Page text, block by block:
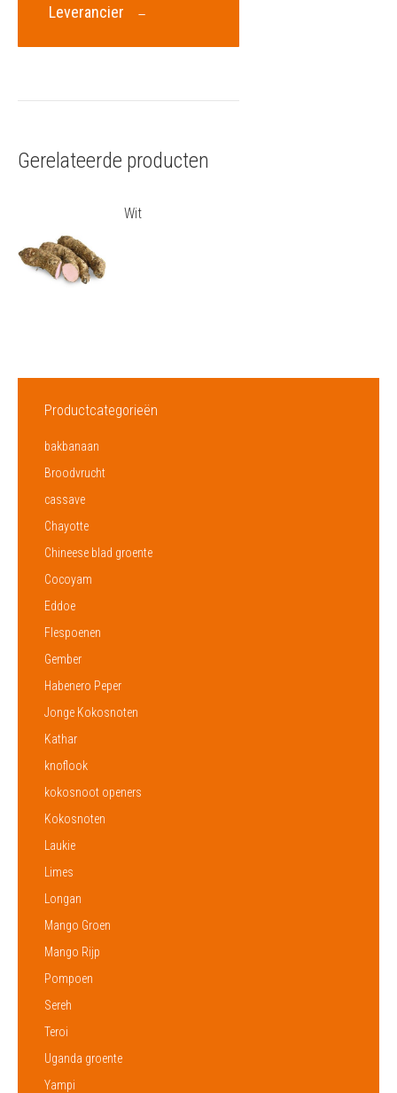
Leverancier
–
Gerelateerde producten
Wit
Productcategorieën
bakbanaan
Broodvrucht
cassave
Chayotte
Chineese blad groente
Cocoyam
Eddoe
Flespoenen
Gember
Habenero Peper
Jonge Kokosnoten
Kathar
knoflook
kokosnoot openers
Kokosnoten
Laukie
Limes
Longan
Mango Groen
Mango Rijp
Pompoen
Sereh
Teroi
Uganda groente
Yampi